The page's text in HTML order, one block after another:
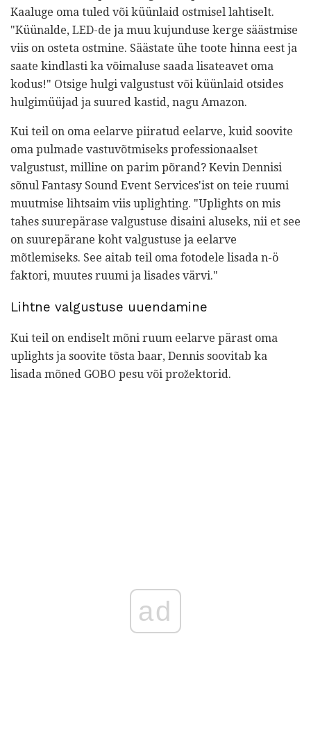
Kaaluge oma tuled või küünlaid ostmisel lahtiselt.
"Küünalde, LED-de ja muu kujunduse kerge säästmise
viis on osteta ostmine. Säästate ühe toote hinna eest ja
saate kindlasti ka võimaluse saada lisateavet oma
kodus!" Otsige hulgi valgustust või küünlaid otsides
hulgimüüjad ja suured kastid, nagu Amazon.
Kui teil on oma eelarve piiratud eelarve, kuid soovite
oma pulmade vastuvõtmiseks professionaalset
valgustust, milline on parim põrand? Kevin Dennisi
sõnul Fantasy Sound Event Services'ist on teie ruumi
muutmise lihtsaim viis uplighting. "Uplights on mis
tahes suurepärase valgustuse disaini aluseks, nii et see
on suurepärane koht valgustuse ja eelarve
mõtlemiseks. See aitab teil oma fotodele lisada n-ö
faktori, muutes ruumi ja lisades värvi."
Lihtne valgustuse uuendamine
Kui teil on endiselt mõni ruum eelarve pärast oma
uplights ja soovite tõsta baar, Dennis soovitab ka
lisada mõned GOBO pesu või prožektorid.
ad